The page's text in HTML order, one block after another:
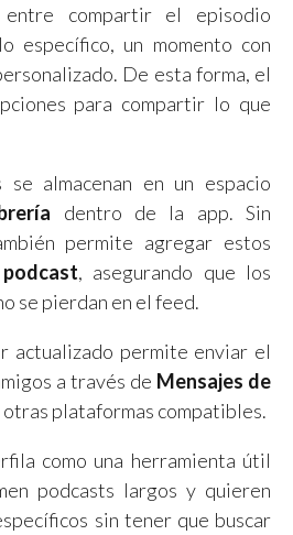
compartir el episodio
específico, un momento con
De esta forma, el
para compartir lo que
se almacenan en un espacio
dentro de la app. Sin
permite agregar estos
, asegurando que los
se pierdan en el feed.
actualizado permite enviar el
a través de Mensajes de
otras plataformas compatibles.
como una herramienta útil
podcasts largos y quieren
sin tener que buscar